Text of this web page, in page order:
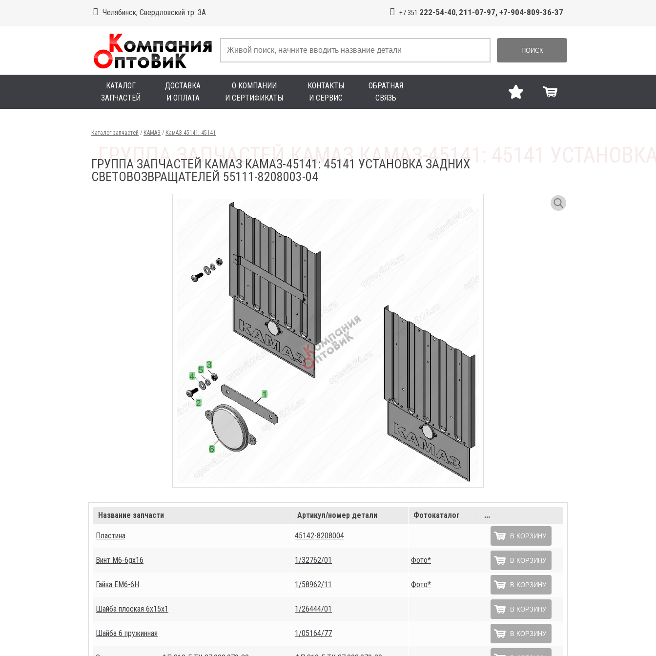
Челябинск, Свердловский тр. 3А +7 351 222-54-40, 211-07-97, +7-904-809-36-37
ПОИСК
КАТАЛОГ
ЗАПЧАСТЕЙ
ДОСТАВКА
И ОПЛАТА
О КОМПАНИИ
И СЕРТИФИКАТЫ
КОНТАКТЫ
И СЕРВИС
ОБРАТНАЯ
СВЯЗЬ
Каталог запчастей / КАМАЗ / КамАЗ-45141: 45141
ГРУППА ЗАПЧАСТЕЙ КАМАЗ КАМАЗ-45141: 45141 УСТАНОВКА ЗАДНИХ
СВЕТОВОЗВРАЩАТЕЛЕЙ 55111-8208003-04
Название запчасти Артикул/номер детали Фотокаталог ...
Пластина 45142-8208004 В КОРЗИНУ
Винт М6-6gх16 1/32762/01 Фото* В КОРЗИНУ
Гайка ЕМ6-6Н 1/58962/11 Фото* В КОРЗИНУ
Шайба плоская 6х15х1 1/26444/01 В КОРЗИНУ
Шайба 6 пружинная 1/05164/77 В КОРЗИНУ